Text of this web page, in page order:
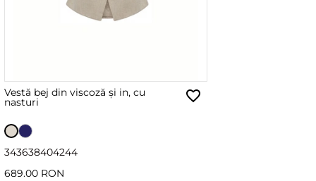
Vestă bej din viscoză și in, cu
nasturi
343638404244
689.00 RON